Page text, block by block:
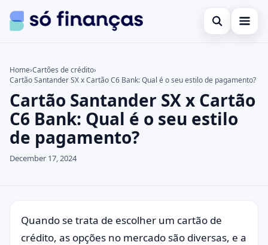
Open search
Empréstimos
Investimentos
Search the site
Search for:
Press Enter to search or ESC to close.
Home›Cartões de crédito›
Cartão Santander SX x Cartão C6 Bank: Qual é o seu estilo de pagamento?
Cartão Santander SX x Cartão
C6 Bank: Qual é o seu estilo
de pagamento?
December 17, 2024
Quando se trata de escolher um cartão de
crédito, as opções no mercado são diversas, e a